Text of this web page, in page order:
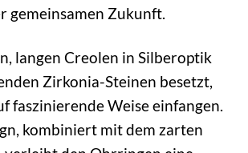
gemeinsamen Zukunft.
langen Creolen in Silberoptik
Zirkonia-Steinen besetzt,
faszinierende Weise einfangen.
kombiniert mit dem zarten